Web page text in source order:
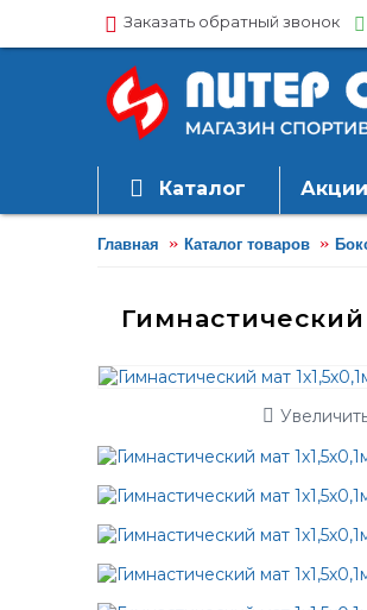
Заказать обратный звонок
Каталог Акции
Главная Каталог товаров
Гимнастический